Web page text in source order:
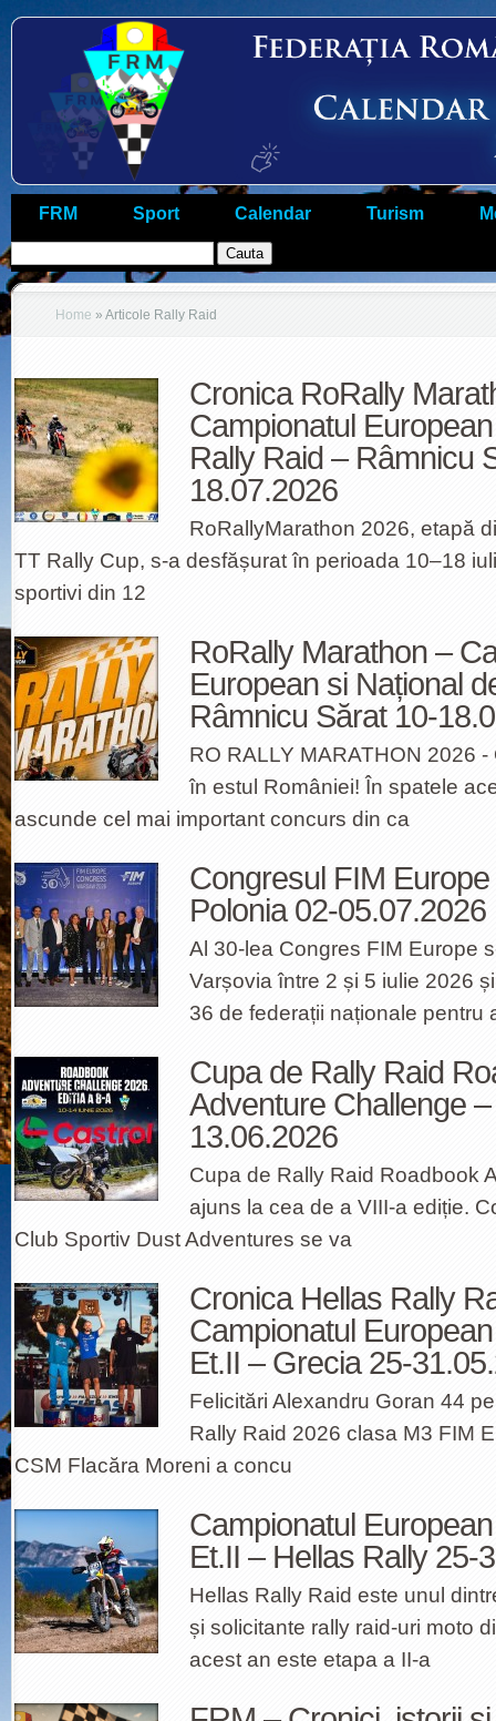
FRM Sport Calendar Turism
Home » Articole Rally Raid
Cronica RoRally
Campionatul
Rally Raid – Râmnicu
18.07.2026
RoRallyMarathon 2026, etapă
TT Rally Cup, s-a desfășurat în perioada 10–18
sportivi din 12
RoRally Marathon –
European si Național
Râmnicu Sărat 10-
RO RALLY MARATHON 2026
în estul României! În spatele
ascunde cel mai important concurs din ca
Congresul FIM
Polonia 02-05.07.2026
Al 30-lea Congres FIM Europe
Varșovia între 2 și 5 iulie 2026
36 de federații naționale pentru
Cupa de Rally Raid
Adventure Challenge
13.06.2026
Cupa de Rally Raid Roadbook
ajuns la cea de a VIII-a ediție.
Club Sportiv Dust Adventures se va
Cronica Hellas Rally
Campionatul
Et.II – Grecia 25-
Felicitări Alexandru Goran 44
Rally Raid 2026 clasa M3 FIM
CSM Flacăra Moreni a concu
Campionatul
Et.II – Hellas Rally 25-
Hellas Rally Raid este unul
și solicitante rally raid-uri moto
acest an este etapa a II-a